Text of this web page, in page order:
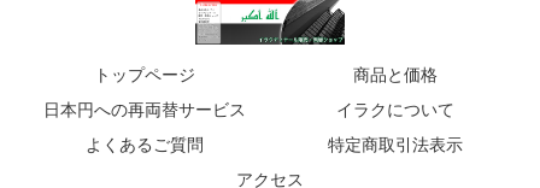
トップページ
商品と価格
日本円への再両替サービス
イラクについて
よくあるご質問
特定商取引法表示
アクセス